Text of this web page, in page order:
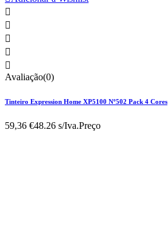





Avaliação(0)
Tinteiro Expression Home XP5100 Nº502 Pack 4 Cores
59,36 €48.26 s/Iva.Preço